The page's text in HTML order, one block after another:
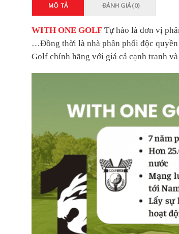
MÔ TẢ ĐÁNH GIÁ (0)
WITH ONE GOLF Tự hào là đơn vị
…Đồng thời là nhà phân phối độc
Golf chính hãng với giá cả cạnh tranh